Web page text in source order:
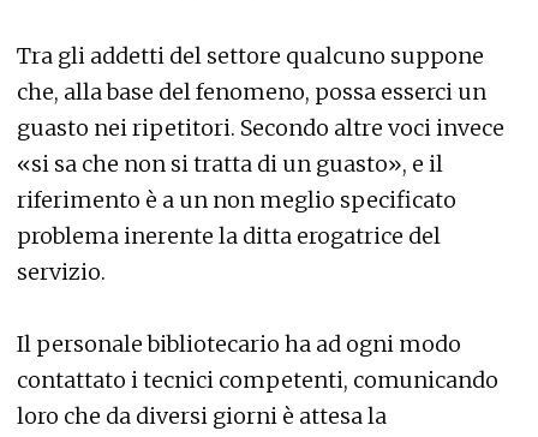
Tra gli addetti del settore qualcuno suppone
che, alla base del fenomeno, possa esserci un
guasto nei ripetitori. Secondo altre voci invece
«si sa che non si tratta di un guasto», e il
riferimento è a un non meglio specificato
problema inerente la ditta erogatrice del
servizio.
Il personale bibliotecario ha ad ogni modo
contattato i tecnici competenti, comunicando
loro che da diversi giorni è attesa la